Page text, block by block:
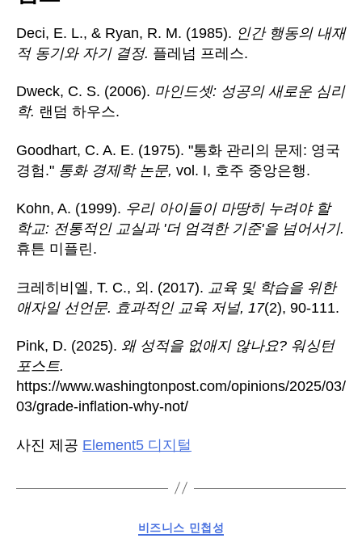
Deci, E. L., & Ryan, R. M. (1985). 인간 행동의 내재
적 동기와 자기 결정. 플레넘 프레스.
Dweck, C. S. (2006). 마인드셋: 성공의 새로운 심리
학. 랜덤 하우스.
Goodhart, C. A. E. (1975). "통화 관리의 문제: 영국
경험." 통화 경제학 논문, vol. I, 호주 중앙은행.
Kohn, A. (1999). 우리 아이들이 마땅히 누려야 할
학교: 전통적인 교실과 '더 엄격한 기준'을 넘어서기.
휴튼 미플린.
크레히비엘, T. C., 외. (2017). 교육 및 학습을 위한
애자일 선언문. 효과적인 교육 저널, 17(2), 90-111.
Pink, D. (2025). 왜 성적을 없애지 않나요? 워싱턴
포스트.
https://www.washingtonpost.com/opinions/2025/03/
03/grade-inflation-why-not/
사진 제공 Element5 디지털
카
비즈니스 민첩성